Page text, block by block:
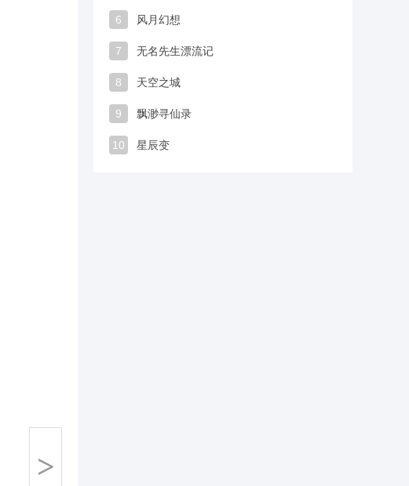
>
6 风月幻想
7 无名先生漂流记
8 天空之城
9 飘渺寻仙录
10 星辰变